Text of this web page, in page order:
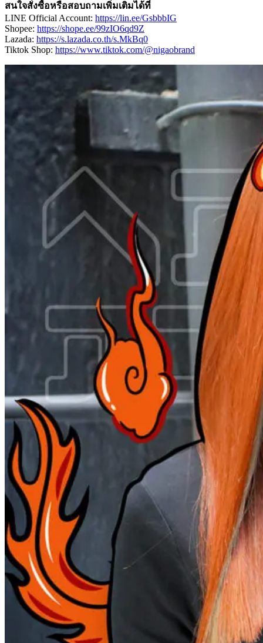
สนใจสั่งซื้อหรือสอบถามเพิ่มเติมได้ที่
LINE Official Account: https://lin.ee/GsbbbIG
Shopee: https://shope.ee/99zIO6qd9Z
Lazada: https://s.lazada.co.th/s.MkBq0
Tiktok Shop: https://www.tiktok.com/@nigaobrand